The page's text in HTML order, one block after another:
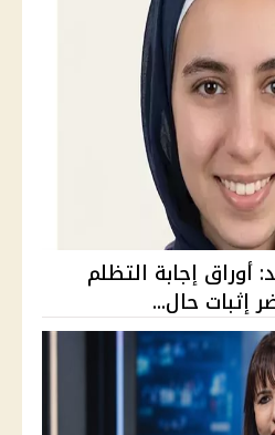
محمد: أوراق إجابة التظلم
إثبات حال...